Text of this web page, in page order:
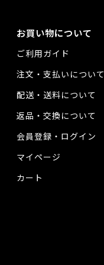
お買い物について
ご利用ガイド
注文・支払いについて
配送・送料について
返品・交換について
会員登録・ログイン
マイページ
カート